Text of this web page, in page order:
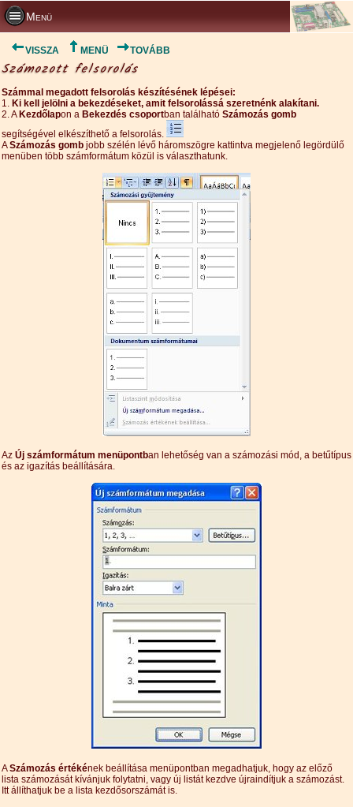
Menü
VISSZA MENÜ TOVÁBB
Számozott felsorolás
Számmal megadott felsorolás készítésének lépései:
1. Ki kell jelölni a bekezdéseket, amit felsorolássá szeretnénk alakítani.
2. A Kezdőlapon a Bekezdés csoportban található Számozás gomb
segítségével elkészíthető a felsorolás.
ASzámozás gomb jobb szélén lévő háromszögre kattintva megjelenő legördülő
menüben több számformátum közül is választhatunk.
Az Új számformátum menüpontban lehetőség van a számozási mód, a betűtípus
és az igazítás beállítására.
ASzámozás értékének beállítása menüpontban megadhatjuk, hogy az előző
lista számozását kívánjuk folytatni, vagy új listát kezdve újraindítjuk a számozást.
Itt állíthatjuk be a lista kezdősorszámát is.